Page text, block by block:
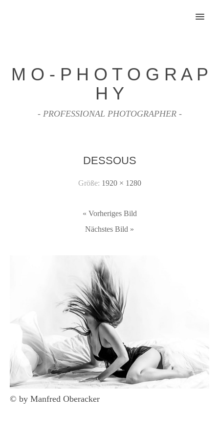
MENU
M O - P H O T O G R A P
H Y
- PROFESSIONAL PHOTOGRAPHER -
© by Manfred Oberacker
DESSOUS
Größe: 1920 × 1280
« Vorheriges Bild
Nächstes Bild »